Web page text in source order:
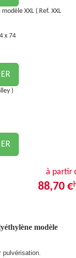
XXL ( Ref. XXL
x 74
)
à partir
88,70 €
modèle